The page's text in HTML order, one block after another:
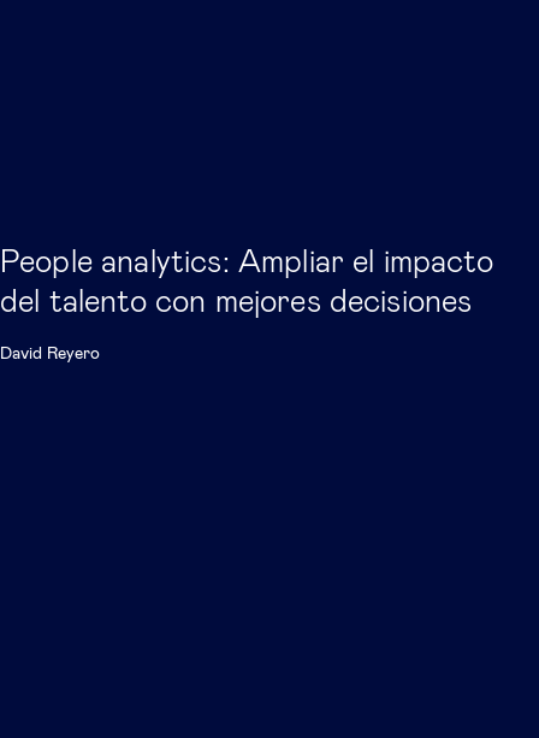
People analytics: Ampliar el impacto
del talento con mejores decisiones
David Reyero